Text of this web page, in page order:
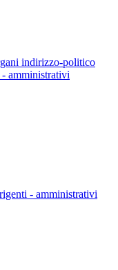
indirizzo-politico
amministrativi
- amministrativi